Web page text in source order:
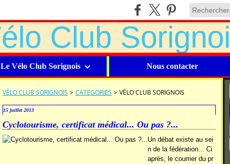
Le Vélo Club Sorignois Nous contacter
VÉLO CLUB SORIGNOIS > CATEGORIES > VÉLO CLUB SORIGNOIS
15 juillet 2013
Cyclotourisme, certificat médical... Ou pas ?...
Un débat existe au sei
n de la fédération... Ci
après, le courrier du pr